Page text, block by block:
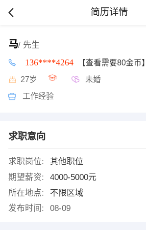
简历详情
马/ 先生
136****4264 【查看需要80金币】
27岁 未婚
工作经验
求职意向
求职岗位:
其他职位
期望薪资:
4000-5000元
所在地点:
不限区域
发布时间:
08-09